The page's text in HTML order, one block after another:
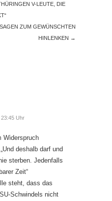
V-LEUTE, DIE
ZUM GEWÜNSCHTEN
HINLENKEN →
Uhr
Widerspruch
deshalb darf und
sterben. Jedenfalls
Zeit“
steht, dass das
Schwindels nicht